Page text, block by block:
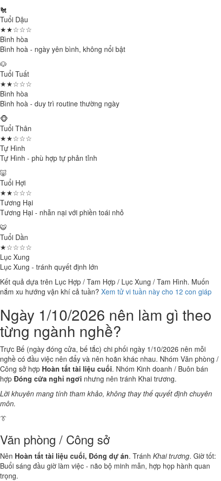
🐔
Tuổi Dậu
★★☆☆☆
Bình hòa
Bình hoà - ngày yên bình, không nổi bật
🐶
Tuổi Tuất
★★☆☆☆
Bình hòa
Bình hoà - duy trì routine thường ngày
🐵
Tuổi Thân
★★☆☆☆
Tự Hình
Tự Hình - phù hợp tự phản tỉnh
🐷
Tuổi Hợi
★★☆☆☆
Tương Hại
Tương Hại - nhẫn nại với phiền toái nhỏ
🐯
Tuổi Dần
★☆☆☆☆
Lục Xung
Lục Xung - tránh quyết định lớn
Kết quả dựa trên Lục Hợp / Tam Hợp / Lục Xung / Tam Hình. Muốn
nắm xu hướng vận khí cả tuần? Xem tử vi tuần này cho 12 con giáp
Ngày 1/10/2026 nên làm gì theo
từng ngành nghề?
Trực Bế (ngày đóng cửa, bế tắc) chi phối ngày 1/10/2026 nên mỗi
nghề có đầu việc nên đẩy và nên hoãn khác nhau. Nhóm Văn phòng /
Công sở hợp Hoàn tất tài liệu cuối. Nhóm Kinh doanh / Buôn bán
hợp Đóng cửa nghỉ ngơi nhưng nên tránh Khai trương.
Lời khuyên mang tính tham khảo, không thay thế quyết định chuyên
môn.
👔
Văn phòng / Công sở
Nên Hoàn tất tài liệu cuối, Đóng dự án. Tránh Khai trương. Giờ tốt:
Buổi sáng đầu giờ làm việc - não bộ minh mẫn, hợp họp hành quan
trọng.